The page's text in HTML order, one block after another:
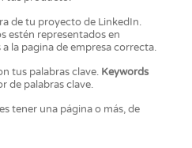
de tu proyecto de LinkedIn.
estén representados en
la pagina de empresa correcta.
tus palabras clave. Keywords
de palabras clave.
tener una página o más, de